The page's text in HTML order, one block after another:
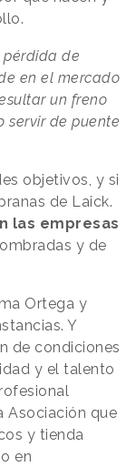
pérdida de
en el mercado
un freno
servir de puente
objetivos, y si
de Laick.
las empresas
y de
Ortega y
Y
de condiciones
y el talento
Asociación que
y tienda
en